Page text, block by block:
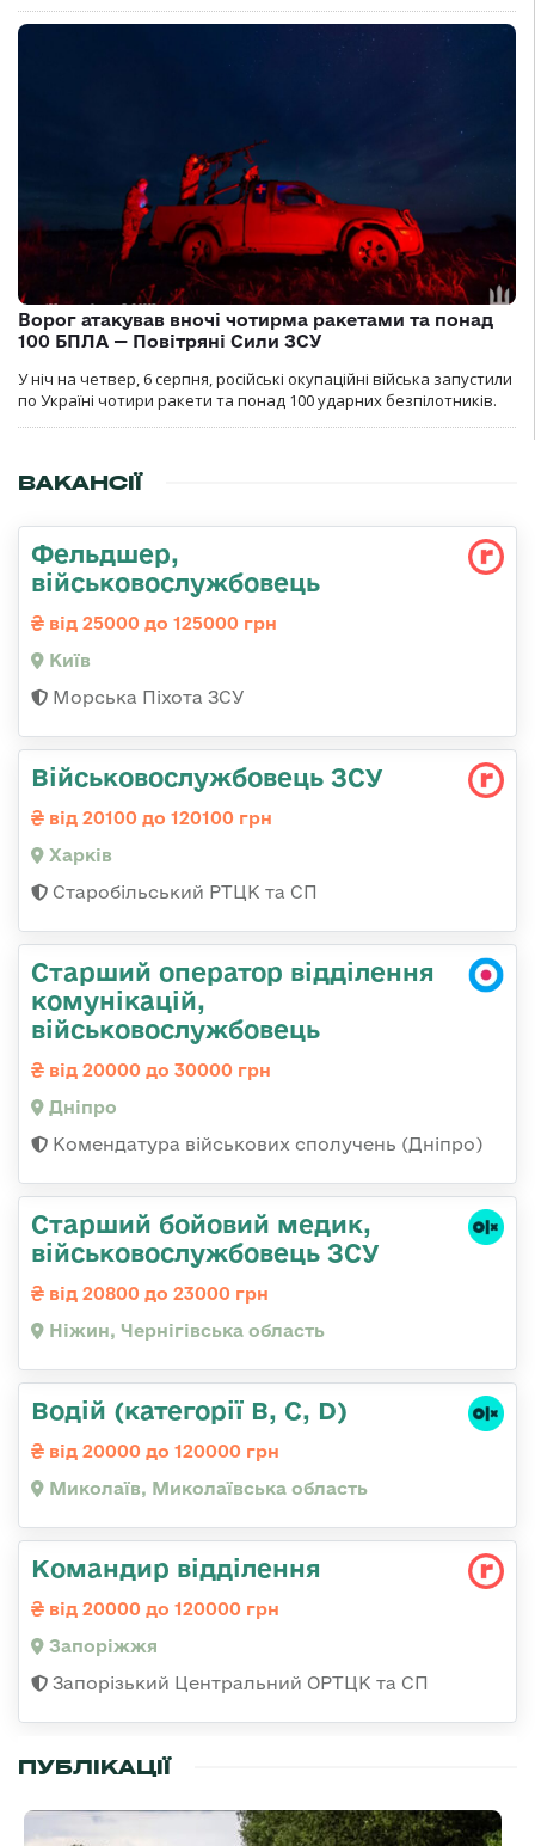
Ворог атакував вночі чотирма ракетами та понад
100 БПЛА — Повітряні Сили ЗСУ
У ніч на четвер, 6 серпня, російські окупаційні війська запустили
по Україні чотири ракети та понад 100 ударних безпілотників.
ВАКАНСІЇ
Фельдшер,
військовослужбовець
від 25000 до 125000 грн
Київ
Морська Піхота ЗСУ
Військовослужбовець ЗСУ
від 20100 до 120100 грн
Харків
Старобільський РТЦК та СП
Старший оператор відділення
комунікацій,
військовослужбовець
від 20000 до 30000 грн
Дніпро
Комендатура військових сполучень (Дніпро)
Старший бойовий медик,
військовослужбовець ЗСУ
від 20800 до 23000 грн
Ніжин, Чернігівська область
Водій (категорії B, C, D)
від 20000 до 120000 грн
Миколаїв, Миколаївська область
Командир відділення
від 20000 до 120000 грн
Запоріжжя
Запорізький Центральний ОРТЦК та СП
ПУБЛІКАЦІЇ